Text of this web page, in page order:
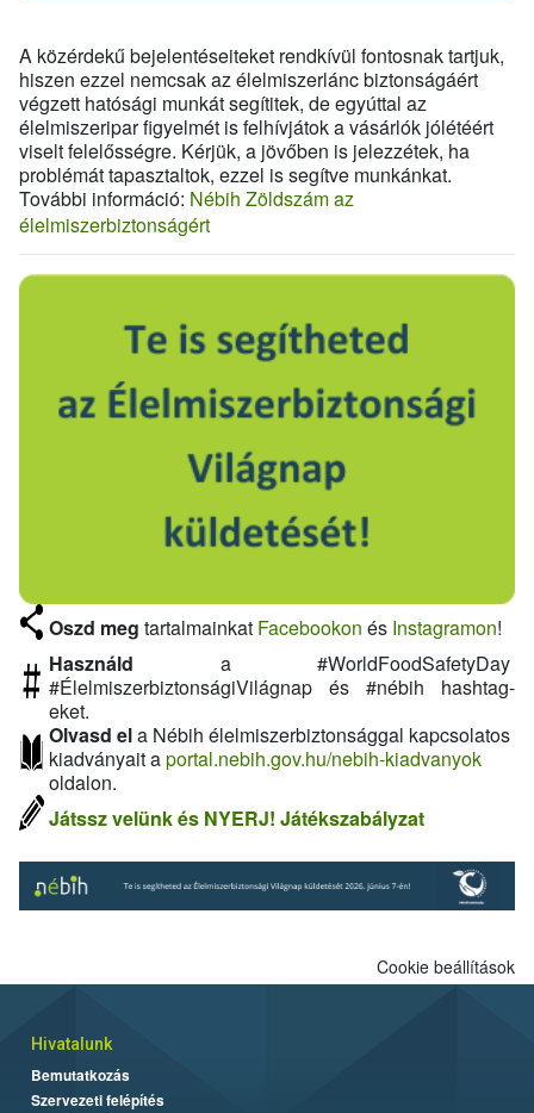
A közérdekű bejelentéseiteket rendkívül fontosnak tartjuk,
hiszen ezzel nemcsak az élelmiszerlánc biztonságáért
végzett hatósági munkát segítitek, de egyúttal az
élelmiszeripar figyelmét is felhívjátok a vásárlók jólétéért
viselt felelősségre. Kérjük, a jövőben is jelezzétek, ha
problémát tapasztaltok, ezzel is segítve munkánkat.
További információ: Nébih Zöldszám az
élelmiszerbiztonságért
Oszd meg tartalmainkat Facebookon és Instagramon!
Használd a #WorldFoodSafetyDay
#ÉlelmiszerbiztonságiVilágnap és #nébih hashtag-
eket.
Olvasd ela Nébih élelmiszerbiztonsággal kapcsolatos
kiadványait aportal.nebih.gov.hu/nebih-kiadvanyok
oldalon.
Játssz velünk és NYERJ! Játékszabályzat
Cookie beállítások
Hivatalunk
Bemutatkozás
Szervezeti felépítés